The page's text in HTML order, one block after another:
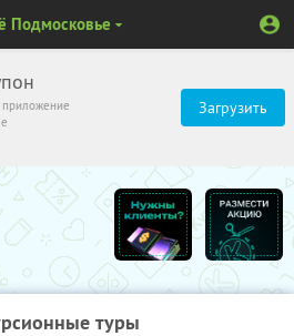
Загрузить
Подмосковье
туры